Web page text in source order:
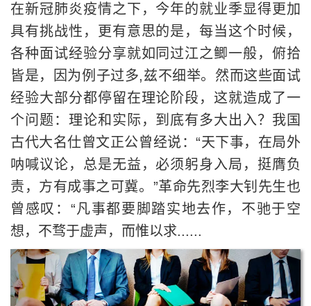
在新冠肺炎疫情之下，今年的就业季显得更加
具有挑战性，更有意思的是，每当这个时候，
各种面试经验分享就如同过江之鲫一般，俯拾
皆是，因为例子过多,兹不细举。然而这些面试
经验大部分都停留在理论阶段，这就造成了一
个问题：理论和实际，到底有多大出入？我国
古代大名仕曾文正公曾经说：“天下事，在局外
呐喊议论，总是无益，必须躬身入局，挺膺负
责，方有成事之可冀。”革命先烈李大钊先生也
曾感叹：“凡事都要脚踏实地去作，不驰于空
想，不骛于虚声，而惟以求......